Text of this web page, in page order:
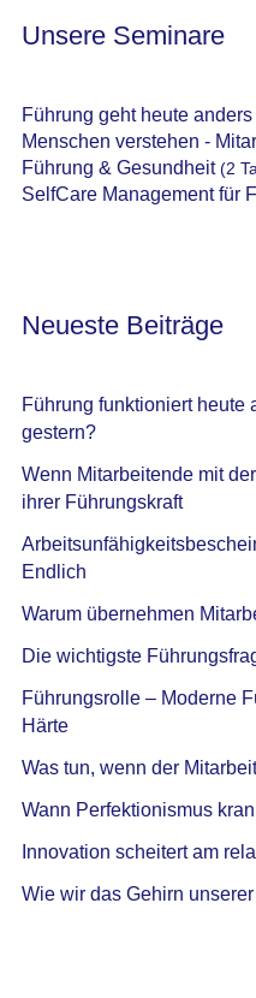
Unsere Seminare
Führung geht heute anders
Menschen verstehen -
Führung & Gesundheit(2
SelfCare Management für
Neueste Beiträge
Führung funktioniert heute
gestern?
Wenn Mitarbeitende mit
ihrer Führungskraft
Endlich
Warum übernehmen
Die wichtigste
Führungsrolle – Moderne
Härte
Was tun, wenn der
Wann Perfektionismus
Innovation scheitert am
Wie wir das Gehirn